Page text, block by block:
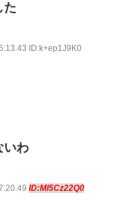
た
ID:k+ep1J9K0
いわ
ID:Ml5Cz22Q0